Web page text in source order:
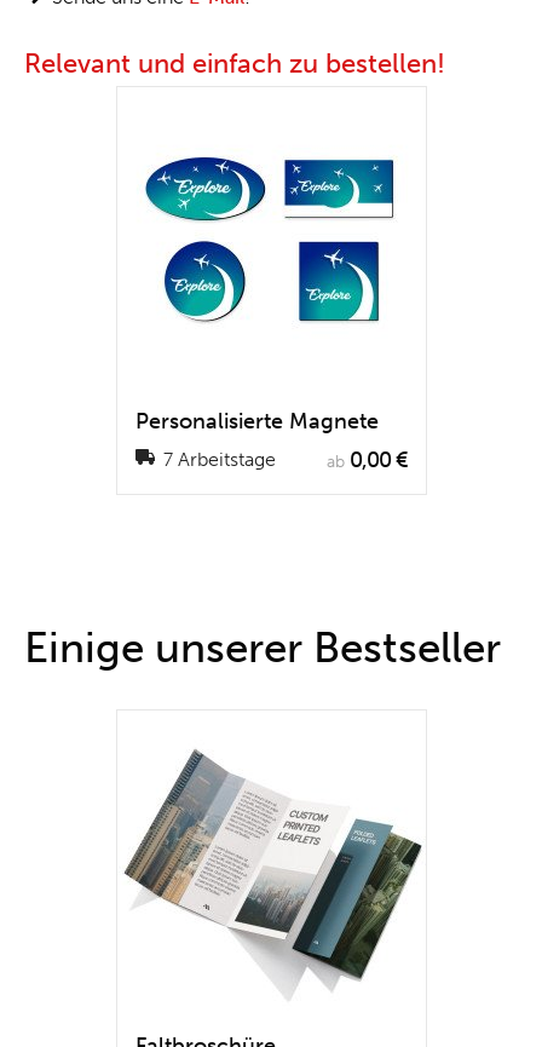
Relevant und einfach zu bestellen!
Personalisierte Magnete
7 Arbeitstage ab 0,00 €
Einige unserer Bestseller